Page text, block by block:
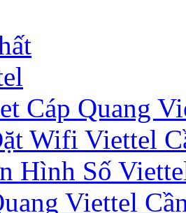
Cáp Quang
Wifi Viettel
Hình Số
Viettel